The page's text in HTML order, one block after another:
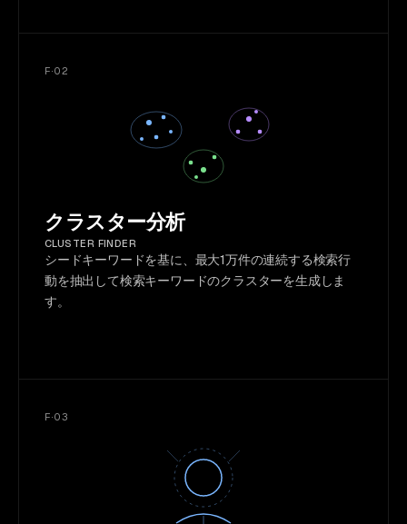
F·02
クラスター分析
CLUSTER FINDER
シードキーワードを基に、最大1万件の連続する検索行
動を抽出して検索キーワードのクラスターを生成しま
す。
F·03